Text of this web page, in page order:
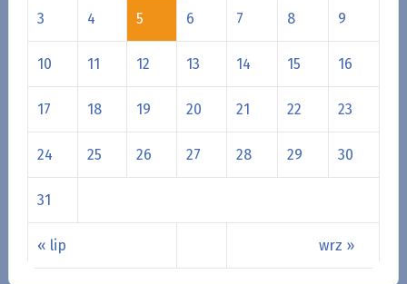
« lip wrz »
3 4 5 6 7 8 9
10 11 12 13 14 15 16
17 18 19 20 21 22 23
24 25 26 27 28 29 30
31